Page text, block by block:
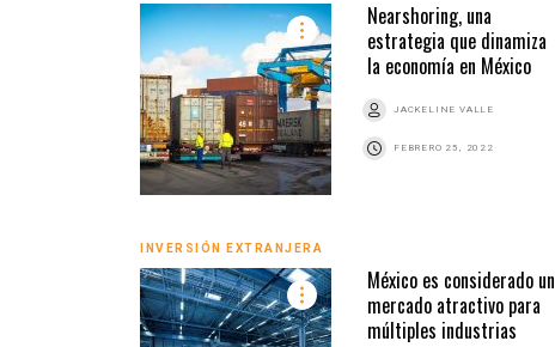
Nearshoring, una
estrategia que dinamiza
la economía en México
JACKELINE VALLE
FEBRERO 25, 2022
INVERSIÓN EXTRANJERA
México es considerado un
mercado atractivo para
múltiples industrias